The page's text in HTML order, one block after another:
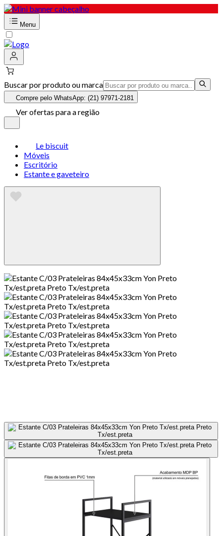
Menu
Buscar por produto ou marca
Compre pelo WhatsApp: (21) 97971-2181
Ver ofertas para a região
Le biscuit
Móveis
Escritório
Estante e gaveteiro